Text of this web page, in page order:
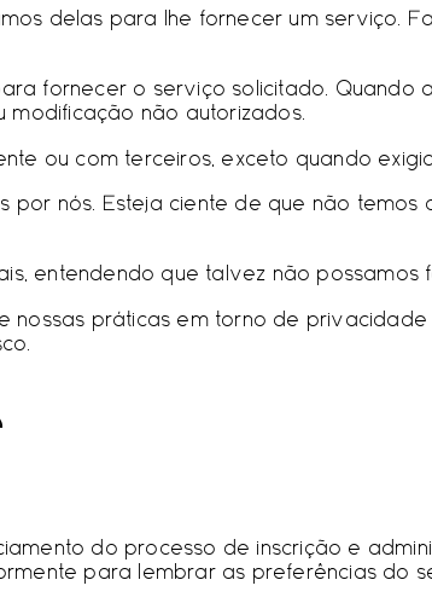
delas para lhe fornecer um serviço.
fornecer o serviço solicitado.
não autorizados.
ou com terceiros, exceto quando
nós. Esteja ciente de que não
entendendo que talvez não possamos
práticas em torno de
do processo de inscrição e
para lembrar as preferências do